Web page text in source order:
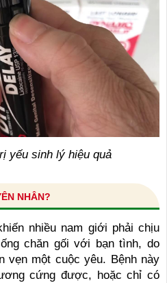
yếu sinh lý hiệu quả
NHÂN?
nhiều nam giới phải chịu
chăn gối với bạn tình, do
vẹn một cuộc yêu. Bệnh này
cứng được, hoặc chỉ có